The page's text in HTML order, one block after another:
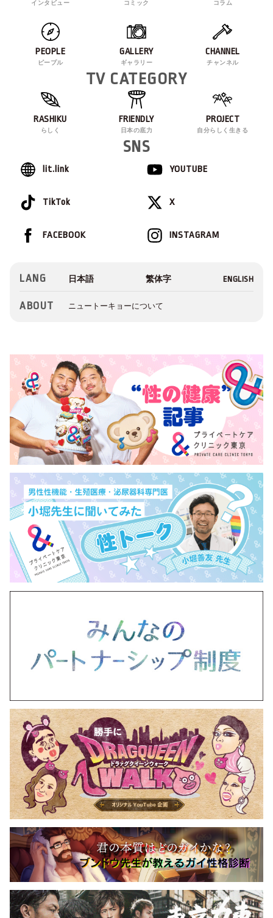
インタビュー コミック コラム
PEOPLE
ピープル
GALLERY
ギャラリー
CHANNEL
チャンネル
TV CATEGORY
RASHIKU
らしく
FRIENDLY
日本の底力
PROJECT
自分らしく生きる
SNS
lit.link YOUTUBE
TikTok X
INSTAGRAM
FACEBOOK
LANG
ABOUT ニュートーキョーについて